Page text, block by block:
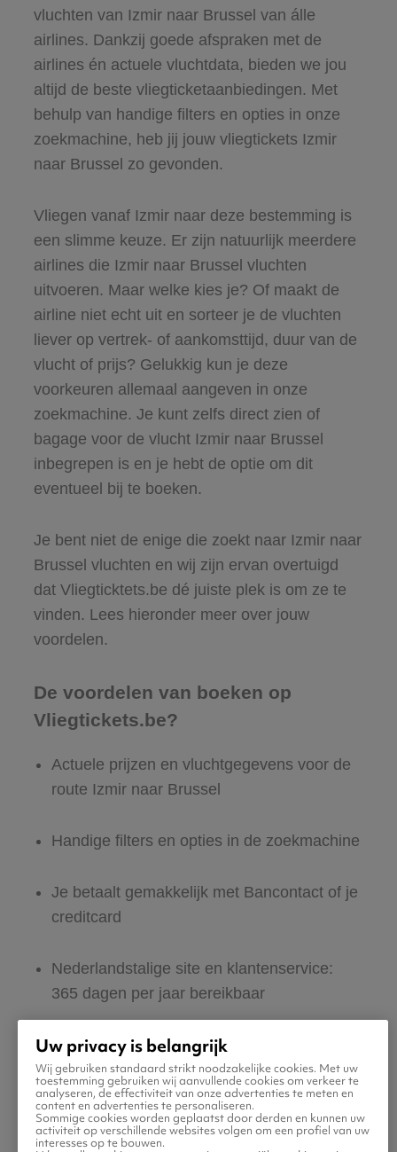
vluchten van Izmir naar Brussel van álle
airlines. Dankzij goede afspraken met de
airlines én actuele vluchtdata, bieden we jou
altijd de beste vliegticketaanbiedingen. Met
behulp van handige filters en opties in onze
zoekmachine, heb jij jouw vliegtickets Izmir
naar Brussel zo gevonden.
Vliegen vanaf Izmir naar deze bestemming is
een slimme keuze. Er zijn natuurlijk meerdere
airlines die Izmir naar Brussel vluchten
uitvoeren. Maar welke kies je? Of maakt de
airline niet echt uit en sorteer je de vluchten
liever op vertrek- of aankomsttijd, duur van de
vlucht of prijs? Gelukkig kun je deze
voorkeuren allemaal aangeven in onze
zoekmachine. Je kunt zelfs direct zien of
bagage voor de vlucht Izmir naar Brussel
inbegrepen is en je hebt de optie om dit
eventueel bij te boeken.
Je bent niet de enige die zoekt naar Izmir naar
Brussel vluchten en wij zijn ervan overtuigd
dat Vliegticktets.be dé juiste plek is om ze te
vinden. Lees hieronder meer over jouw
voordelen.
De voordelen van boeken op
Vliegtickets.be?
Actuele prijzen en vluchtgegevens voor de
route Izmir naar Brussel
Handige filters en opties in de zoekmachine
Je betaalt gemakkelijk met Bancontact of je
creditcard
Nederlandstalige site en klantenservice:
365 dagen per jaar bereikbaar
Zeker van veilig boeken en betalen
Boek ook direct een hotel of huurauto voor
in Brussel
Uw privacy is belangrijk
Wij gebruiken standaard strikt noodzakelijke cookies. Met uw
toestemming gebruiken wij aanvullende cookies om verkeer te
analyseren, de effectiviteit van onze advertenties te meten en
content en advertenties te personaliseren.
Sommige cookies worden geplaatst door derden en kunnen uw
activiteit op verschillende websites volgen om een profiel van uw
interesses op te bouwen.